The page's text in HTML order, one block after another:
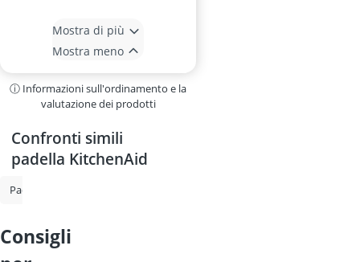
Mostra di più
Mostra meno
ⓘ Informazioni sull'ordinamento e la
valutazione dei prodotti
Confronti simili
padella KitchenAid
Padella
consigli